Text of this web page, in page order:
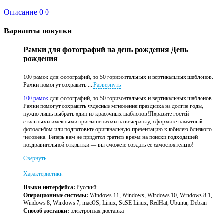
Описание 0 0
Варианты покупки
Рамки для фотографий на день рождения День
рождения
100 рамок для фотографий, по 50 горизонтальных и вертикальных шаблонов.
Рамки помогут сохранить ... Развернуть
100 рамок для фотографий, по 50 горизонтальных и вертикальных шаблонов.
Рамки помогут сохранить чудесные мгновения праздника на долгие годы,
нужно лишь выбрать один из красочных шаблонов!Поразите гостей
стильными именными приглашениями на вечеринку, оформите памятный
фотоальбом или подготовьте оригинальную презентацию к юбилею близкого
человека. Теперь вам не придется тратить время на поиски подходящей
поздравительной открытки — вы сможете создать ее самостоятельно!
Свернуть
Характеристики
Языки интерфейса: Русский
Операционные системы: Windows 11, Windows, Windows 10, Windows 8.1,
Windows 8, Windows 7, macOS, Linux, SuSE Linux, RedHat, Ubuntu, Debian
Способ доставки: электронная доставка